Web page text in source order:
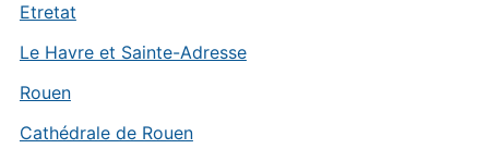
Etretat
Le Havre et Sainte-Adresse
Rouen
Cathédrale de Rouen